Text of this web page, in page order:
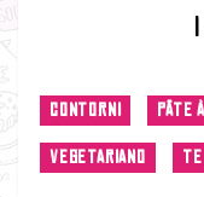
CONTORNI PÂTE
VEGETARIANO TE